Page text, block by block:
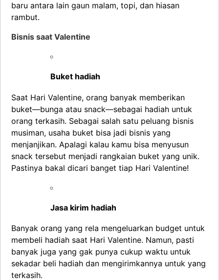
baru antara lain gaun malam, topi, dan hiasan
rambut.
Bisnis saat Valentine
Buket hadiah
Saat Hari Valentine, orang banyak memberikan
buket—bunga atau snack—sebagai hadiah untuk
orang terkasih. Sebagai salah satu peluang bisnis
musiman, usaha buket bisa jadi bisnis yang
menjanjikan. Apalagi kalau kamu bisa menyusun
snack tersebut menjadi rangkaian buket yang unik.
Pastinya bakal dicari banget tiap Hari Valentine!
Jasa kirim hadiah
Banyak orang yang rela mengeluarkan budget untuk
membeli hadiah saat Hari Valentine. Namun, pasti
banyak juga yang gak punya cukup waktu untuk
sekadar beli hadiah dan mengirimkannya untuk yang
terkasih.